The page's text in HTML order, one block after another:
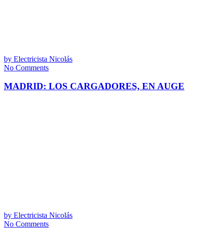
by Electricista Nicolás
No Comments
MADRID: LOS CARGADORES, EN AUGE
by Electricista Nicolás
No Comments